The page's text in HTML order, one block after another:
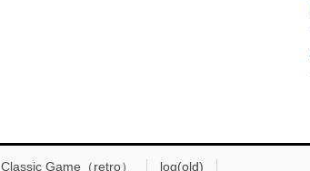
Classic Game（retro） log(old)